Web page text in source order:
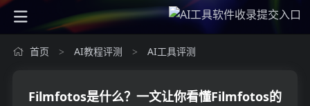
首页 > AI教程评测 > AI工具评测
Filmfotos是什么？一文让你看懂Filmfotos的